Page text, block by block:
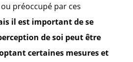
préoccupé par ces
il est important de se
de soi peut être
certaines mesures et